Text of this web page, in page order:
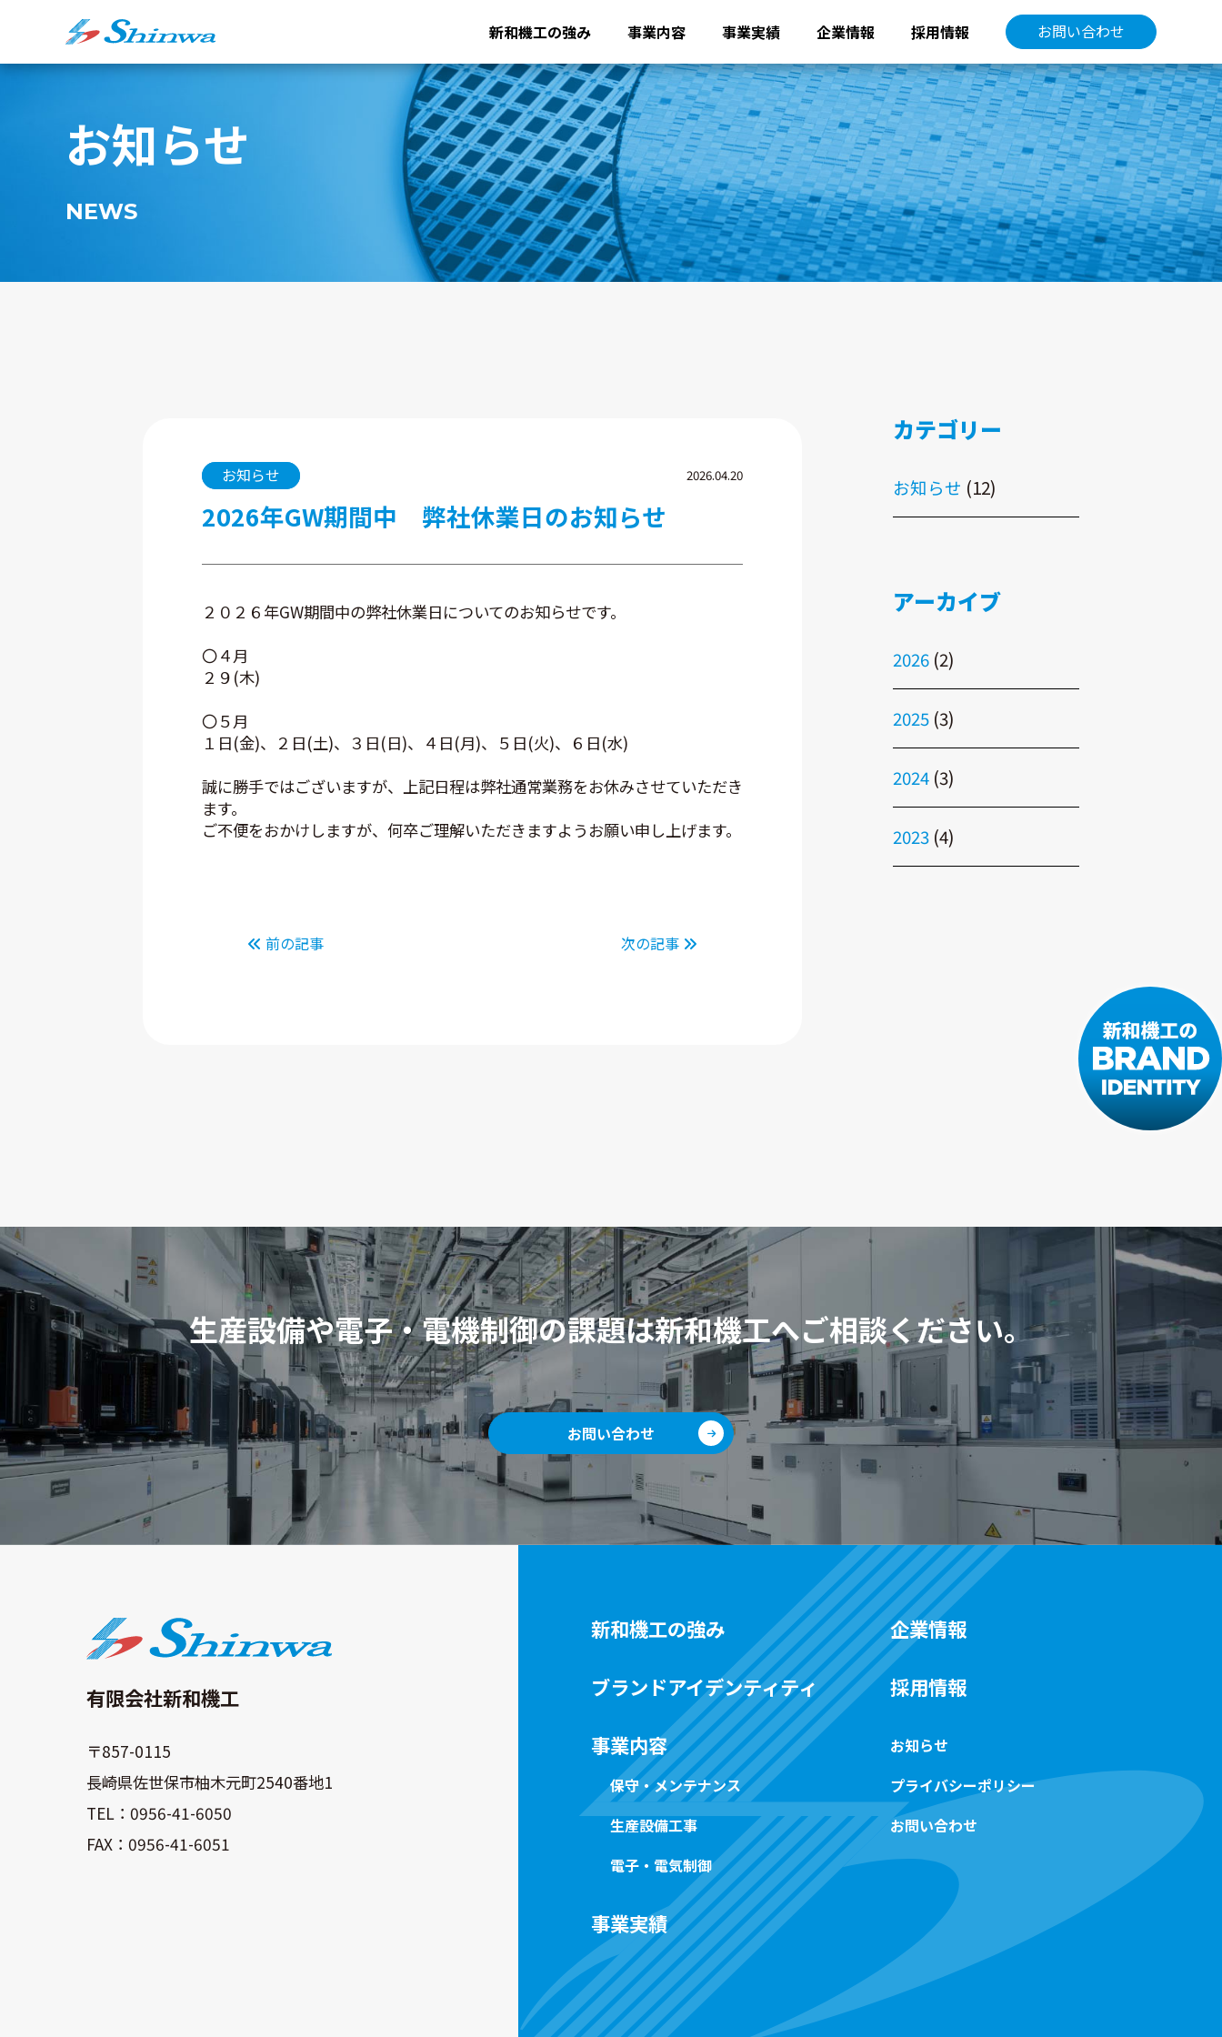
新和機工の強み 事業内容 事業実績 企業情報
有資格者一覧
採用情報 お問い合わせ
お知らせ
NEWS
お知らせ 2026.04.20
2026年GW期間中 弊社休業日のお知らせ
２０２６年GW期間中の弊社休業日についてのお知らせです。
〇４月
２９(木)
〇５月
１日(金)、２日(土)、３日(日)、４日(月)、５日(火)、６日(水)
誠に勝手ではございますが、上記日程は弊社通常業務をお休みさせていただき
ます。
ご不便をおかけしますが、何卒ご理解いただきますようお願い申し上げます。
前の記事 次の記事
カテゴリー
お知らせ (12)
アーカイブ
2026 (2)
2025 (3)
2024 (3)
2023 (4)
生産設備や電子・電機制御の課題は新和機工へご相談ください。
お問い合わせ
有限会社新和機工
〒857-0115
長崎県佐世保市柚木元町2540番地1
TEL：0956-41-6050
FAX：0956-41-6051
新和機工の強み
ブランドアイデンティティ
事業内容
保守・メンテナンス
生産設備工事
電子・電気制御
事業実績
企業情報
採用情報
お知らせ
プライバシーポリシー
お問い合わせ